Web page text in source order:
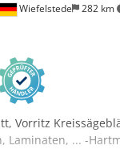
Wiefelstede 282 km
Vorritz
Laminaten, ... -